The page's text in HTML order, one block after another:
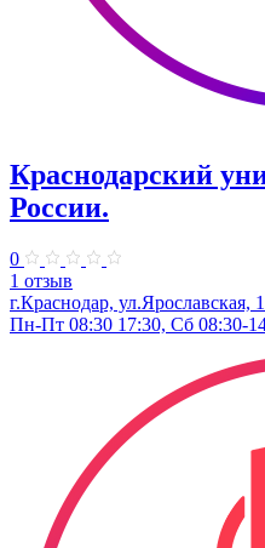
Краснодарский
России.
0
1 отзыв
г.Краснодар, ул.Ярославская,
Пн-Пт 08:30 17:30, Сб 08:30-